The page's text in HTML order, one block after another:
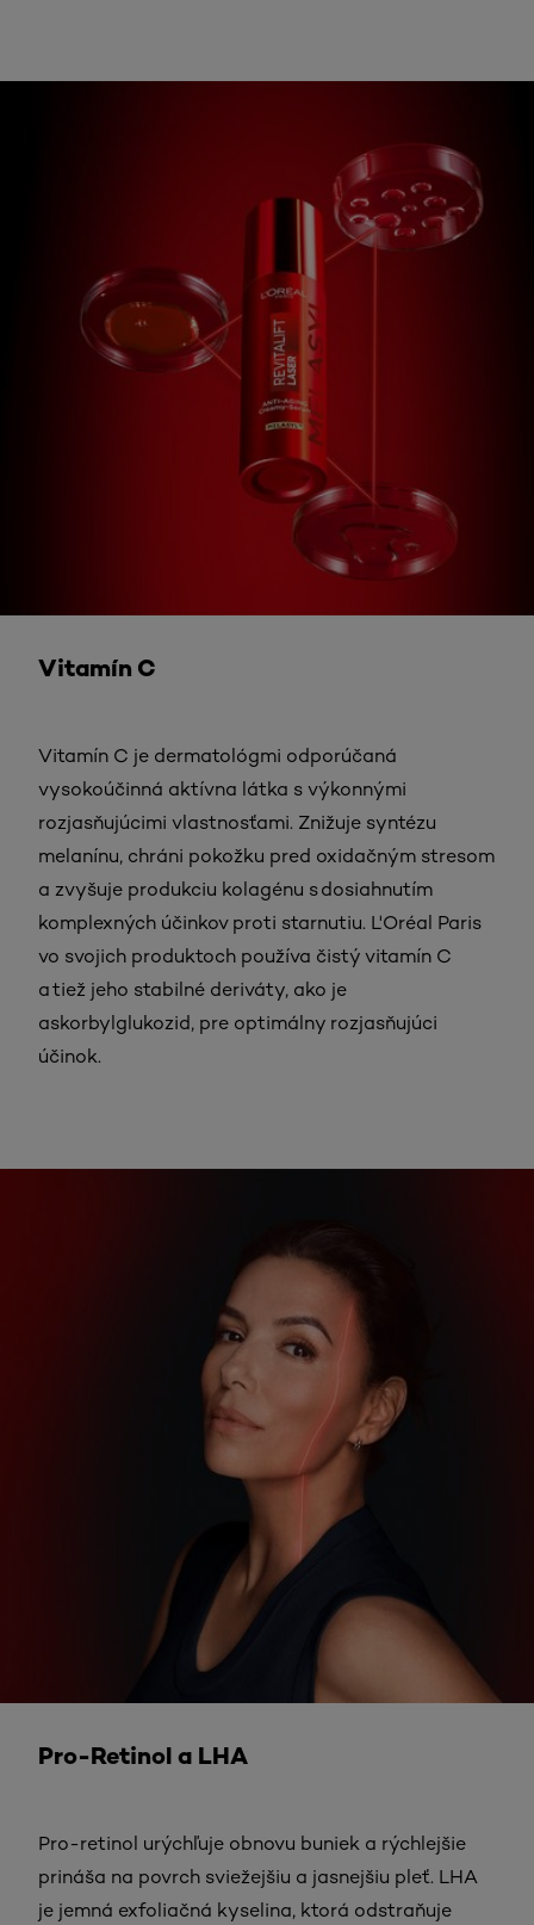
Vitamín C
Vitamín C je dermatológmi odporúčaná
vysokoúčinná aktívna látka s výkonnými
rozjasňujúcimi vlastnosťami. Znižuje syntézu
melanínu, chráni pokožku pred oxidačným stresom
a zvyšuje produkciu kolagénu s dosiahnutím
komplexných účinkov proti starnutiu. L'Oréal Paris
vo svojich produktoch používa čistý vitamín C
a tiež jeho stabilné deriváty, ako je
askorbylglukozid, pre optimálny rozjasňujúci
účinok.
Pro-Retinol a LHA
Pro-retinol urýchľuje obnovu buniek a rýchlejšie
prináša na povrch sviežejšiu a jasnejšiu pleť. LHA
je jemná exfoliačná kyselina, ktorá odstraňuje